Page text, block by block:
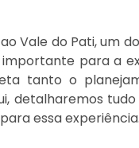
Vale do Pati, um
para a
tanto o
detalharemos
essa